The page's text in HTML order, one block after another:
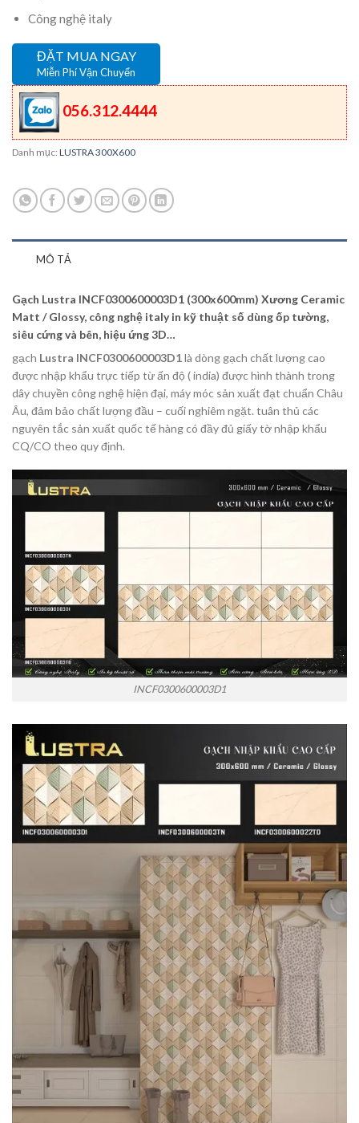
Công nghệ italy
ĐẶT MUA NGAY
Miễn Phí Vận Chuyển
056.312.4444
Danh mục: LUSTRA 300X600
MÔ TẢ
Gạch Lustra INCF0300600003D1 (300x600mm) Xương Ceramic
Matt / Glossy, công nghệ italy in kỹ thuật số dùng ốp tường,
siêu cứng và bên, hiệu ứng 3D…
gạch Lustra INCF0300600003D1là dòng gạch chất lượng cao
được nhập khẩu trực tiếp từ ấn độ ( india) được hình thành trong
dây chuyền công nghệ hiện đại, máy móc sản xuất đạt chuẩn Châu
Âu, đảm bảo chất lượng đầu – cuối nghiêm ngặt. tuân thủ các
nguyên tắc sản xuất quốc tế hàng có đầy đủ giấy tờ nhập khẩu
CQ/CO theo quy định.
INCF0300600003D1